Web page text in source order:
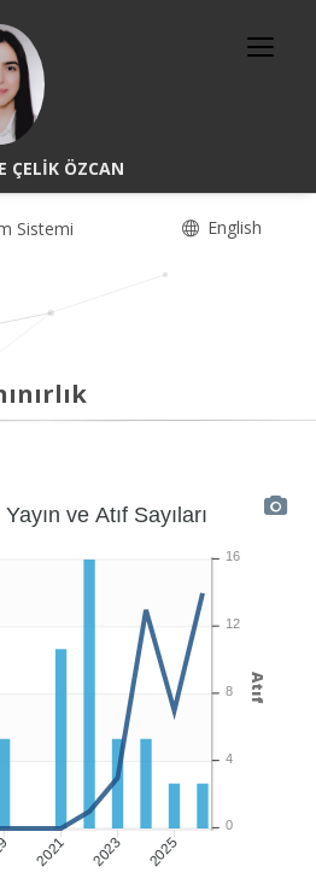
ÇELİK ÖZCAN
Sistemi English
2021 2023 2025
ve Atıf Sayıları
16
12
8
4
0
Atıf